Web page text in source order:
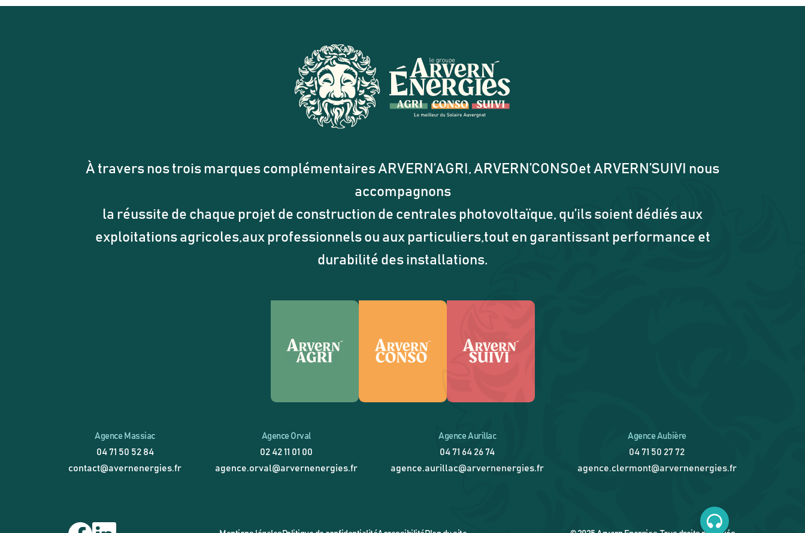
À travers nos trois marques complémentaires ARVERN’AGRI, ARVERN’CONSOet ARVERN’SUIVI nous
accompagnons
la réussite de chaque projet de construction de centrales photovoltaïque, qu’ils soient dédiés aux
exploitations agricoles,aux professionnels ou aux particuliers,tout en garantissant performance et
durabilité des installations.
Agence Massiac
04 71 50 52 84
contact@avernenergies.fr
Agence Orval
02 42 11 01 00
agence.orval@arvernenergies.fr
Agence Aurillac
04 71 64 26 74
agence.aurillac@arvernenergies.fr
Agence Aubière
04 71 50 27 72
agence.clermont@arvernenergies.fr